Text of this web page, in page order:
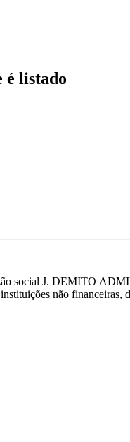
é listado
social J. DEMITO
não